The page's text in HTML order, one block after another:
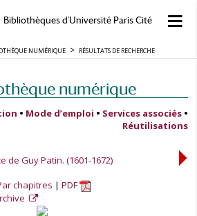
Bibliothèques d'Université Paris Cité
NUMÉRIQUE RÉSULTATS DE RECHERCHE
numérique
• Mode d’emploi • Services associés •
Réutilisations
de Guy Patin. (1601-1672)
chapitres
PDF